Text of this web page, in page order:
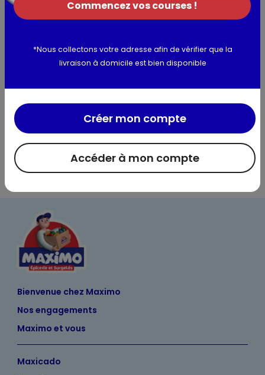
Utilisation et conservation
fruits à coque, sésame, soja, moutarde.
Valeurs nutritionnelles
Informations complémentaires
Bienvenue chez Maximo
Nos engagements
Maximo et vous
Maxicado
Commencez vos courses !
*Nous collectons votre adresse afin de vérifier que la
livraison à domicile est bien disponible
Accéder à mon compte
Créer mon compte